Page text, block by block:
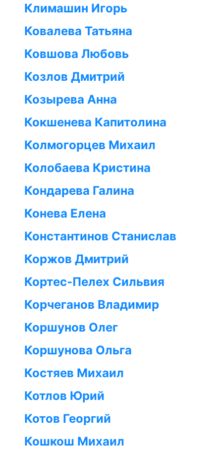
Климашин Игорь
Ковалева Татьяна
Ковшова Любовь
Козлов Дмитрий
Козырева Анна
Кокшенева Капитолина
Колмогорцев Михаил
Колобаева Кристина
Кондарева Галина
Конева Елена
Константинов Станислав
Коржов Дмитрий
Кортес-Пелех Сильвия
Корчеганов Владимир
Коршунов Олег
Коршунова Ольга
Костяев Михаил
Котлов Юрий
Котов Георгий
Кошкош Михаил